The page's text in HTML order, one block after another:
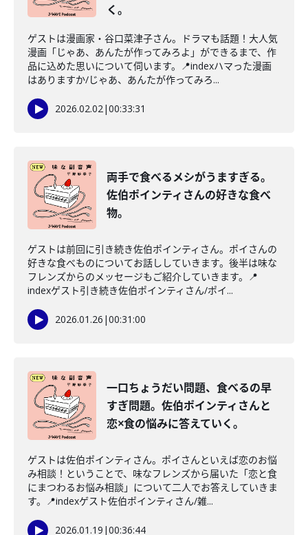
く。
ゲストは漫画家・谷口菜津子さん。ドラマも話題！大人気
漫画「じゃあ、あんたが作ってみろよ」ができるまで、作
品に込めた思いについて伺います。📍indexハマった漫画
はありますか/じゃあ、あんたが作ってみろ...
2026.02.02|00:33:31
両手で食べるメシがうますぎる。
佐伯ポインティさんの好きな食べ
物。
ゲストは前回に引き続き佐伯ポインティさん。ポイさんの
好きな食べものについてお話ししていきます。後半は味な
フレンズからのメッセージもご紹介していきます。📍
indexゲスト引き続き佐伯ポインティさん/ポイ...
2026.01.26 |00:31:00
一口ちょうだい問題、食べるの早
すぎ問題。佐伯ポインティさんと
恋×食の悩みに答えていく。
ゲストは佐伯ポインティさん。ポイさんといえば恋のお悩
み相談！ということで、味なフレンズから届いた「恋と食
にまつわるお悩み相談」について二人でお答えしていきま
す。📍indexゲスト佐伯ポインティさん/雑...
2026.01.19 |00:36:44